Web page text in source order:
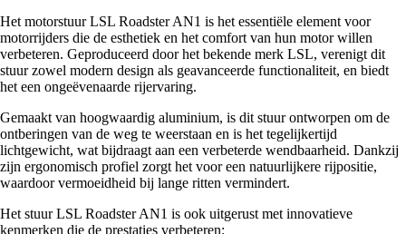
Het motorstuur LSL Roadster AN1 is het essentiële element voor
motorrijders die de esthetiek en het comfort van hun motor willen
verbeteren. Geproduceerd door het bekende merk LSL, verenigt dit
stuur zowel modern design als geavanceerde functionaliteit, en biedt
het een ongeëvenaarde rijervaring.
Gemaakt van hoogwaardig aluminium, is dit stuur ontworpen om de
ontberingen van de weg te weerstaan en is het tegelijkertijd
lichtgewicht, wat bijdraagt aan een verbeterde wendbaarheid. Dankzij
zijn ergonomisch profiel zorgt het voor een natuurlijkere rijpositie,
waardoor vermoeidheid bij lange ritten vermindert.
Het stuur LSL Roadster AN1 is ook uitgerust met innovatieve
kenmerken die de prestaties verbeteren: